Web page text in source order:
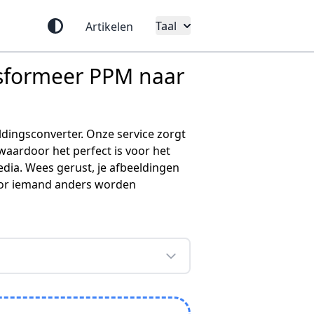
Artikelen Taal
PPM naar
Onze service zorgt
het perfect is voor het
Wees gerust, je afbeeldingen
iemand anders worden